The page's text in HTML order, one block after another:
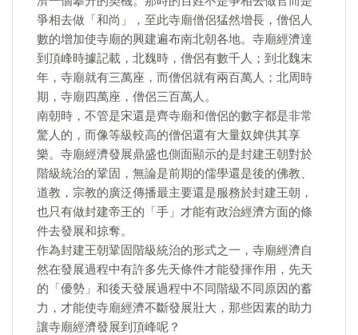
爭相去做「和尚」，至此寺廟僧侶猛然增長，僧侶人
數的增加使寺廟的興建遍布南北朝各地。寺廟經濟達
到頂峰時據記載，北魏時，僧侶有數千人；到北魏末
年，寺廟就有三萬座，而僧侶就有兩百萬人；北周時
期，寺廟四萬座，僧侶三百萬人。
南朝時，不管是宋還是齊寺廟和僧侶的數字都是非常
驚人的，而像等級較高的僧侶還有大量奴婢供其享
樂。寺廟經濟發展鼎盛也側面顯示的是封建王朝對於
階級統治的鞏固，無論是前期的儒學還是後的佛教、
道教，宗教的廣泛傳播最主要還是服務於封建王朝，
也只有做封建帝王的「手」才能有政治經濟方面的條
件去發展和掠奪。
作為封建王朝鞏固階級統治的形式之一，寺廟經濟自
然在發展過程中有許多先天條件才能發揮作用，先天
的「優勢」和後天發展過程中不同階級不同原因的蓄
力，才能使寺廟經濟不斷發展壯大，那些因素的助力
讓寺廟經濟發展到頂峰呢？